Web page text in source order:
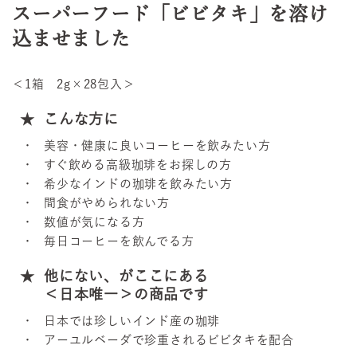
スーパーフード「ビビタキ」を溶け
込ませました
＜1箱 2g×28包入＞
こんな方に
美容・健康に良いコーヒーを飲みたい方
すぐ飲める高級珈琲をお探しの方
希少なインドの珈琲を飲みたい方
間食がやめられない方
数値が気になる方
毎日コーヒーを飲んでる方
他にない、がここにある
＜日本唯一＞の商品です
日本では珍しいインド産の珈琲
アーユルベーダで珍重されるビビタキを配合